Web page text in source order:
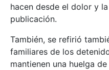
hacen desde el dolor y
publicación.
También, se refirió
familiares de los
mantienen una huelga